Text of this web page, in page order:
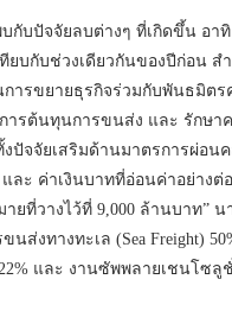
กับปัจจัยลบต่างๆ ที่เกิดขึ้น อา
ยบกับช่วงเดียวกันของปีก่อน
การขยายธุรกิจร่วมกับพันธมิ
ารต้นทุนการขนส่ง และ รักษา
ปัจจัยเสริมด้านมาตรการผ่อ
ละ ค่าเงินบาทที่อ่อนค่าอย่า
ยที่วางไว้ที่ 9,000 ล้านบาท” น
ส่งทางทะเล (Sea Freight)
22% และ งานซัพพลายเชนโซลู